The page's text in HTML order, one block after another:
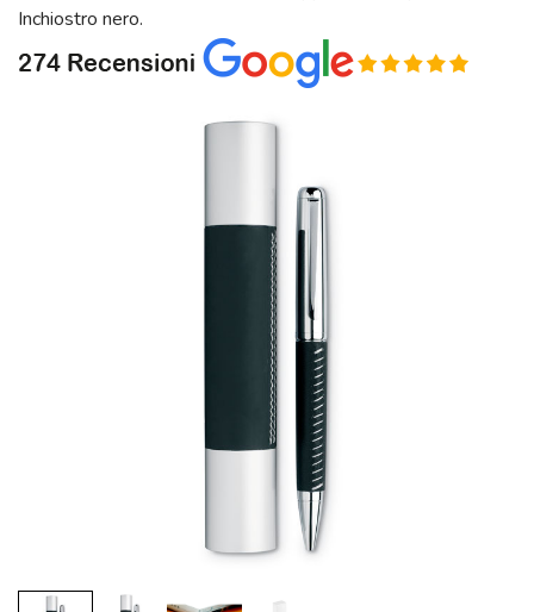
Inchiostro nero.